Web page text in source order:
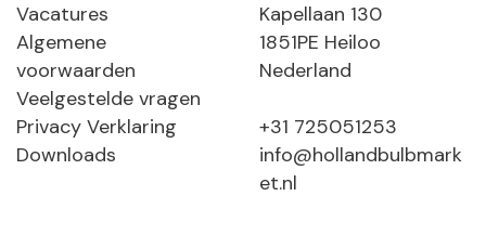
Vacatures
Algemene
voorwaarden
Veelgestelde vragen
Privacy Verklaring
Downloads
Kapellaan 130
1851PE Heiloo
Nederland
+31 725051253
info@hollandbulbmark
et.nl